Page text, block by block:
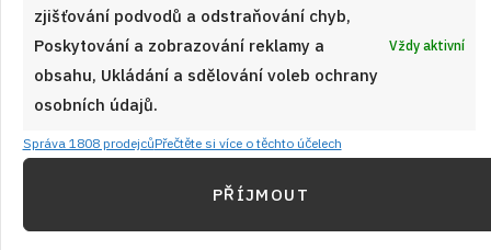
zjišťování podvodů a odstraňování chyb,
Poskytování a zobrazování reklamy a
obsahu, Ukládání a sdělování voleb ochrany
osobních údajů.
Vždy aktivní
Správa 1808 prodejcůPřečtěte si více o těchto účelech
PŘÍJMOUT
Když se peče něco ke kávičce a ještě má druhý den putovat
děvčatům do práce, sahám ráda po Harlekýnu na plechu. Je
to starý dobrý moučník, který vypadá slavnostně, ale doma se
dá zvládnout bez zbytečného stresu. Odlišuje ho hlavně dvojí
den předem, aby pak držela tvar a řezy se krásně krájely.